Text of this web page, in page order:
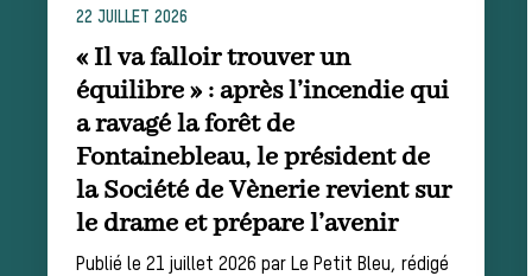
Assister à une chasse à courre
Déroulement
d’une journée
22 JUILLET 2026
« Il va falloir trouver un
équilibre » : après l’incendie qui
a ravagé la forêt de
Fontainebleau, le président de
la Société de Vènerie revient sur
le drame et prépare l’avenir
Publié le 21 juillet 2026 par Le Petit Bleu, rédigé